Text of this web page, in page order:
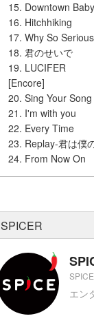
15. Downtown Baby
16. Hitchhiking
17. Why So
18. 君のせいで
19. LUCIFER
[Encore]
20. Sing Your Song
21. I'm with you
22. Every Time
23. Replay-君は僕
24. From Now On
SPICER
エン